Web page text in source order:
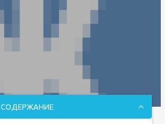
СОДЕРЖАНИЕ